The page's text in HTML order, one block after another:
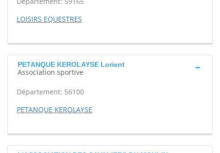
LOISIRS EQUESTRES
PETANQUE KEROLAYSE Lorient
Association sportive
Département: 56100
PETANQUE KEROLAYSE